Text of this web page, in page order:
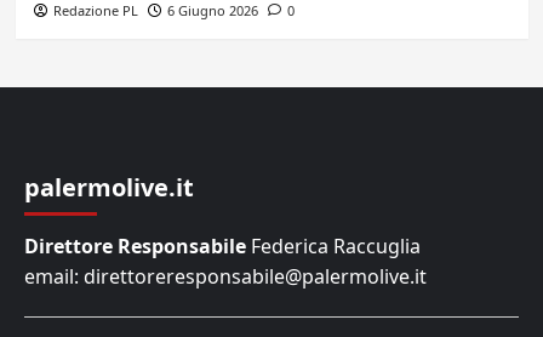
Redazione PL 6 Giugno 2026 0
palermolive.it
Direttore Responsabile Federica Raccuglia
email: direttoreresponsabile@palermolive.it